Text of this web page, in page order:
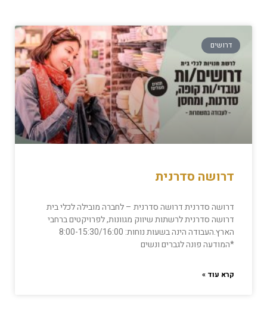
דרושים
דרושה סדרנית
דרושה סדרנית דרושה סדרנית – לחברה מובילה לכלי בית
דרושה סדרנית לרשתות שיווק מגוונות, לפרויקטים ברחבי
הארץ.העבודה הינה בשעות נוחות: 8:00-15:30/16:00
*המודעה פונה לגברים ונשים
קרא עוד »